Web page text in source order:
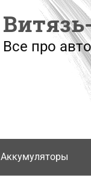
Все про
Аккумуляторы